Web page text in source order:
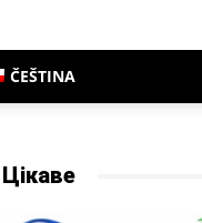
ČEŠTINA
Цікаве